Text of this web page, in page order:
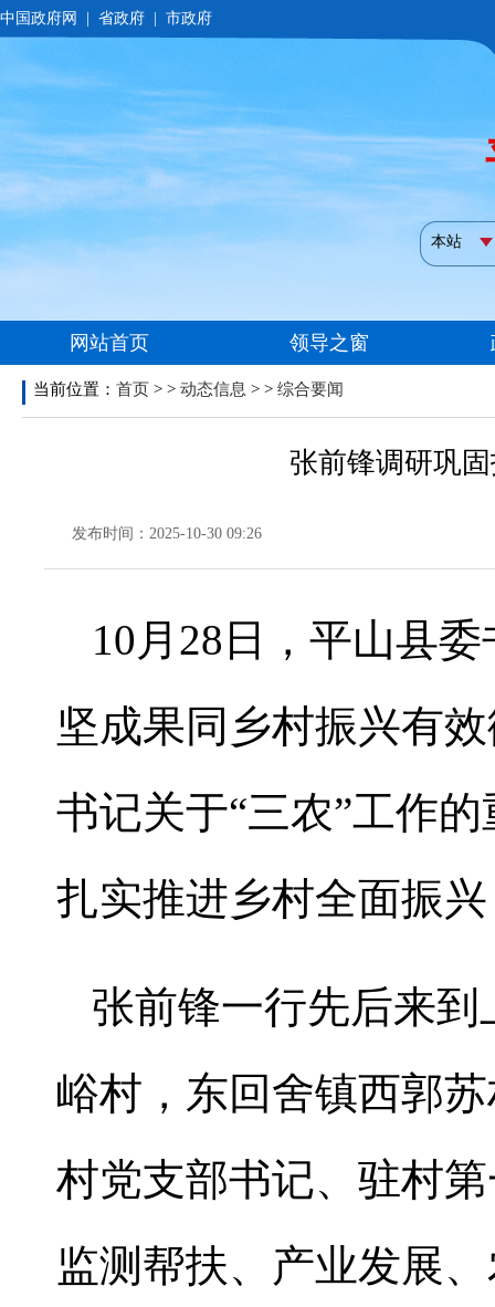
当前位置： 首页 > > 动态信息 > > 综合要闻
张前锋调研巩
发布时间：2025-10-30 09:26
10月28日，平山县
坚成果同乡村振兴有
书记关于“三农”工作
扎实推进乡村全面振
张前锋一行先后来
峪村，东回舍镇西郭
村党支部书记、驻村
监测帮扶、产业发展